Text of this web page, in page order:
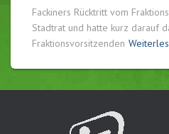
Fackiners Rücktritt vom
Stadtrat und hatte kurz darauf
Fraktionsvorsitzenden